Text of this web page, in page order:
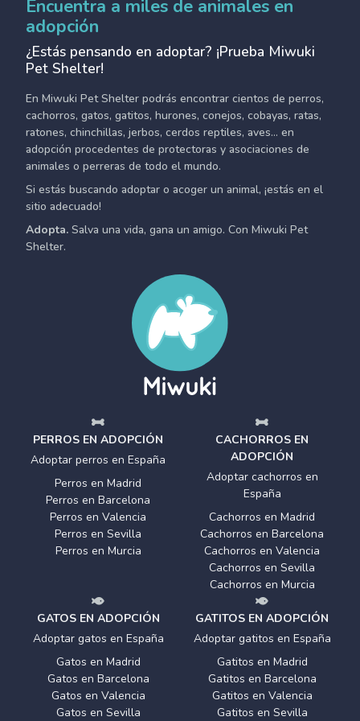
Encuentra a miles de animales en
adopción
¿Estás pensando en adoptar? ¡Prueba Miwuki
Pet Shelter!
En Miwuki Pet Shelter podrás encontrar cientos de perros,
cachorros, gatos, gatitos, hurones, conejos, cobayas, ratas,
ratones, chinchillas, jerbos, cerdos reptiles, aves... en
adopción procedentes de protectoras y asociaciones de
animales o perreras de todo el mundo.
Si estás buscando adoptar o acoger un animal, ¡estás en el
sitio adecuado!
Adopta. Salva una vida, gana un amigo. Con Miwuki Pet
Shelter.
PERROS EN ADOPCIÓN
Adoptar perros en España
Perros en Madrid
Perros en Barcelona
Perros en Valencia
Perros en Sevilla
Perros en Murcia
CACHORROS EN
ADOPCIÓN
Adoptar cachorros en
España
Cachorros en Madrid
Cachorros en Barcelona
Cachorros en Valencia
Cachorros en Sevilla
Cachorros en Murcia
GATOS EN ADOPCIÓN
Adoptar gatos en España
Gatos en Madrid
Gatos en Barcelona
Gatos en Valencia
Gatos en Sevilla
GATITOS EN ADOPCIÓN
Adoptar gatitos en España
Gatitos en Madrid
Gatitos en Barcelona
Gatitos en Valencia
Gatitos en Sevilla